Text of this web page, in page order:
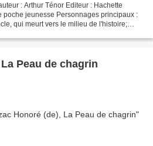
: Arthur Ténor Editeur : Hachette
poche jeunesse Personnages principaux :
qui meurt vers le milieu de l'histoire;
Peau de chagrin